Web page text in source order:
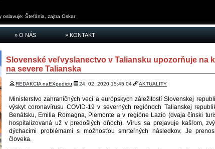
oslavuje: Štefánia, zajtra Oskar
» O NÁS » KONTAKT
Slovenské veľvyslanectvo v Taliansku upozorňuje na
na severe Talianska
REDAKCIA naEXpediciu 24. 02. 2020 15:45:04 AKTUALITY
Ministerstvo zahraničných vecí a európskych záležitostí Slovenskej
výskyt coronavírusu COVID-19 v severných regiónoch Talianskej
Benátsku, Emilia Romagna, Piemonte a v regióne Lazio (dvaja čínski
hospitalizovaná už v predošlých dňoch). Vírus sa prejavuje kašľom,
dýchacími problémami s možnosťou smrteľných následkov. Je
človeka.